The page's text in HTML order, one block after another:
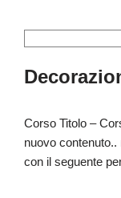
Corso Titolo –
nuovo
con il seguente